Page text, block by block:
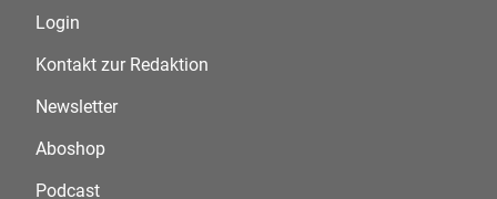
Login
Kontakt zur Redaktion
Newsletter
Aboshop
Podcast